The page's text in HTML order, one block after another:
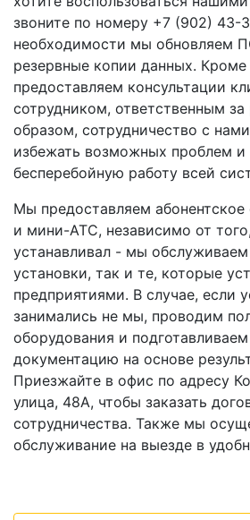
звоните по номеру +7 (902) 43-
необходимости мы обновляем
резервные копии данных.
предоставляем консультации
сотрудником, ответственным
образом, сотрудничество с
избежать возможных проблем и
бесперебойную работу всей
Мы предоставляем
и мини-АТС, независимо от
устанавливал - мы
установки, так и те, которые
предприятиями. В случае, если
занимались не мы, проводим
оборудования и
документацию на основе
Приезжайте в офис по адресу
улица, 48А, чтобы заказать
сотрудничества. Также мы
обслуживание на выезде в